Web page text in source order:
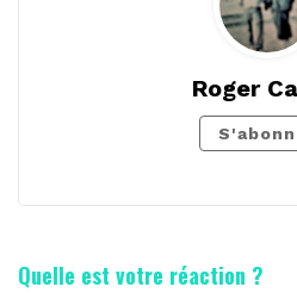
Roger
Quelle est votre réaction ?